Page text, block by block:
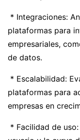
* Integraciones:
plataformas para
empresariales,
de datos.
* Escalabilidad:
plataformas para
empresas en
* Facilidad de